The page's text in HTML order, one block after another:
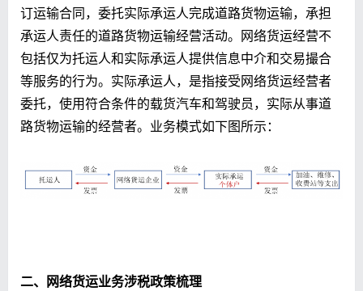
订运输合同，委托实际承运人完成道路货物运输，承担
承运人责任的道路货物运输经营活动。 网络货运经营不
包括仅为托运人和实际承运人提供信息中介和交易撮合
等服务的行为。 实际承运人，是指接受网络货运经营者
委托，使用符合条件的载货汽车和驾驶员，实际从事道
路货物运输的经营者。 业务模式如下图所示：
二、网络货运业务涉税政策梳理